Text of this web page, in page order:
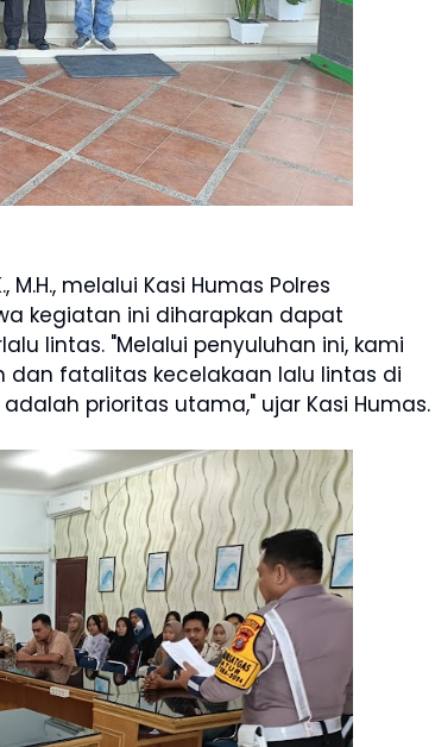
M.H., melalui Kasi Humas Polres
kegiatan ini diharapkan dapat
lintas. "Melalui penyuluhan ini, kami
fatalitas kecelakaan lalu lintas di
prioritas utama," ujar Kasi Humas.